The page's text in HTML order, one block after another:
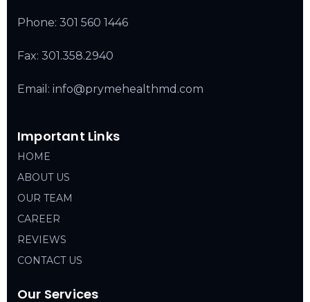
Phone: 301 560 1446
Fax: 301.358.2940
Email: info@prymehealthmd.com
Important Links
HOME
ABOUT US
OUR TEAM
CAREER
REVIEWS
CONTACT US
Our Services